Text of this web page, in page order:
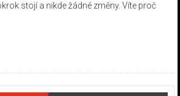
stojí a nikde žádné změny. Víte proč